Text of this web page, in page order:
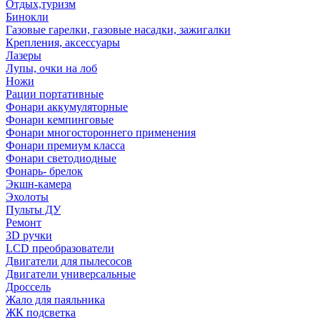
Отдых,туризм
Бинокли
Газовые гарелки, газовые насадки, зажигалки
Крепления, аксессуары
Лазеры
Лупы, очки на лоб
Ножи
Рации портативные
Фонари аккумуляторные
Фонари кемпинговые
Фонари многостороннего применения
Фонари премиум класса
Фонари светодиодные
Фонарь- брелок
Экшн-камера
Эхолоты
Пульты ДУ
Ремонт
3D ручки
LCD преобразователи
Двигатели для пылесосов
Двигатели универсальные
Дроссель
Жало для паяльника
ЖК подсветка